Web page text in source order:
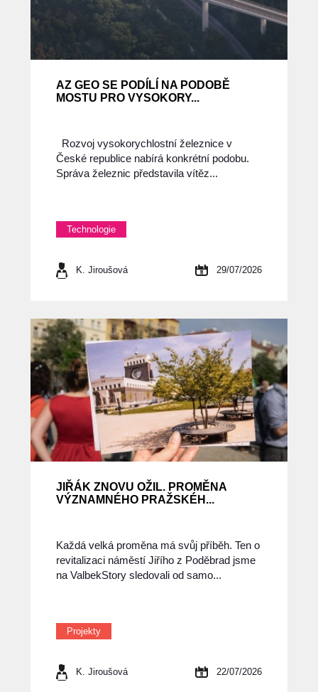
AZ GEO SE PODÍLÍ NA PODOBĚ
MOSTU PRO VYSOKORY...
Rozvoj vysokorychlostní železnice v
České republice nabírá konkrétní podobu.
Správa železnic představila vítěz...
Technologie
K. Jiroušová 29/07/2026
JIŘÁK ZNOVU OŽIL. PROMĚNA
VÝZNAMNÉHO PRAŽSKÉH...
Každá velká proměna má svůj příběh. Ten o
revitalizaci náměstí Jiřího z Poděbrad jsme
na ValbekStory sledovali od samo...
Projekty
K. Jiroušová 22/07/2026